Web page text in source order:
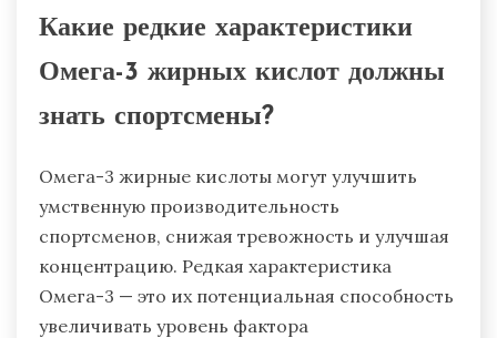
Какие редкие характеристики
Омега-3 жирных кислот должны
знать спортсмены?
Омега-3 жирные кислоты могут улучшить
умственную производительность
спортсменов, снижая тревожность и улучшая
концентрацию. Редкая характеристика
Омега-3 — это их потенциальная способность
увеличивать уровень фактора